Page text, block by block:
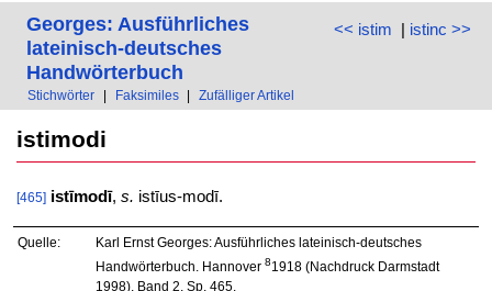
<< istim | istinc >>
Georges: Ausführliches
lateinisch-deutsches
Handwörterbuch
Stichwörter Faksimiles Zufälliger Artikel
istimodi
[465] istīmodī, s. istīus-modī.
Quelle:
Karl Ernst Georges: Ausführliches lateinisch-deutsches
Handwörterbuch. Hannover 81918 (Nachdruck Darmstadt
1998), Band 2, Sp. 465.